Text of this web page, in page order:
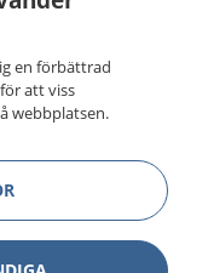
en förbättrad
att viss
webbplatsen.